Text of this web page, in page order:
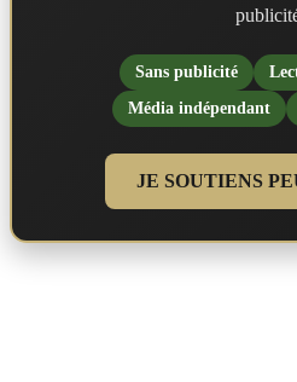
Sans publicité
Média indépendant
JE SOUTIENS